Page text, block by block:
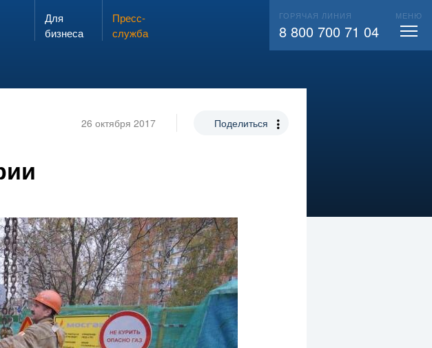
Запах газа?
ЗВОНИ 104 ВЫЗВАТЬ СЛЕСАРЯ
Для
бизнеса
Пресс-
служба
ГОРЯЧАЯ ЛИНИЯ
8 800 700 71 04
МЕНЮ
26 октября 2017 Поделиться